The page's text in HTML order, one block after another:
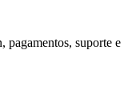
pagamentos, suporte e